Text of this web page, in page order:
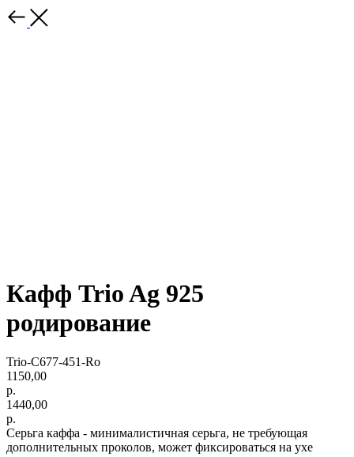
Кафф Trio Ag 925
родирование
Trio-С677-451-Ro
1150,00
р.
1440,00
р.
Серьга каффа - минималистичная серьга, не требующая
дополнительных проколов, может фиксироваться на ухе